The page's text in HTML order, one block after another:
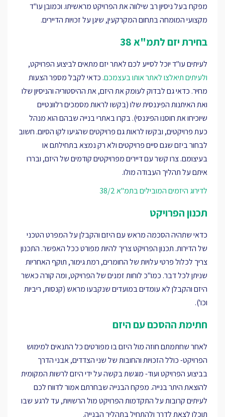
מפקח בעל ניסיון רב שילווה את הפרויקט מראשיתו. וכמובן עו"ד
מקצועי המומחה בתחום המקרקעין, שיגן על זכויות הדיירים.
בחירת יזם לתמ"א 38
לעיתים עו"ד יוכל לסייע לכם לאתר יזם מתאים לביצוע הפרויקט,
ולעיתים תיאלצו לאתר אותו בעצמכם. כדאי לקבל מספר הצעות
מחיר. כדאי גם לבדוק לעומק את היזם, את ההיסטוריה והניסיון שלו
ואת האיתנות הפיננסית שלו (בקשו לראות מסמכים רלוונטיים
שיוכיחו את חוסנו הפיננסי). בקרו באתרי בנייה שבהם הוא מנהל
כעת פרויקטים, ובקשו לראות גם פרויקטים שהגיעו לקו הסיום. חשוב
לבחור ביזם שגם סיים פרויקטים ולא רק נמצא בתחילתם או
בעיצומם. צרו קשר עם דיירים מפרויקטים קודמים של היזם, ובררו
איתם על תהליך העבודה מולו.
לדירוג היזמים המובילים בתמ"א 38/2
תכנון הפרויקט
כדאי שתהיה הסכמה מראש עם היזם והקבלן על המפרט הטכני
של הדירות. תכנון הפרויקט צריך להיות מפורט ככל האפשר. התכנון
צריך לכלול פרטי עלויות של החומרים, רמת גימור, תוקף האחריות
שניתן לכל דבר. כמו"כ לוחות זמנים של הפרויקט, ומה קורה כאשר
היזם והקבלן לא עומדים במועדים שנקבעו מראש (קנסות, ריביות
וכו').
חתימת ההסכם עם היזם
לאחר שחתמתם חוזה מול היזם בו מפורטים כל התנאים למימוש
הפרויקט- כולל הזכויות והחובות של שני הצדדים, אבני הדרך
בביצוע הפרויקט ועוד- מוגשת בקשה על ידי היזם לרשות המקומית
להוצאת היתר בנייה. מפקח הבנייה שבחרתם אמור לדווח לכם
לעיתים קרובות על התקדמות הפרויקט מול הרשויות, עד לרגע שבו
תוכלו לצאת לדרך ולהתחיל בתהליך הבנייה.